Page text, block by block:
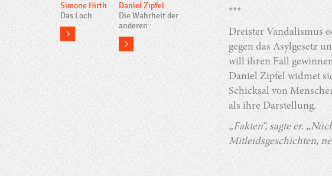
Simone Hirth
Das Loch
more
Daniel Zipfel
Die Wahrheit der
anderen
more
***
Dreister Vandalismus
gegen das Asylgesetz
will ihren Fall
Daniel Zipfel widmet
Schicksal von
als ihre Darstellung.
„Fakten“, sagte er.
Mitleidsgeschichten,